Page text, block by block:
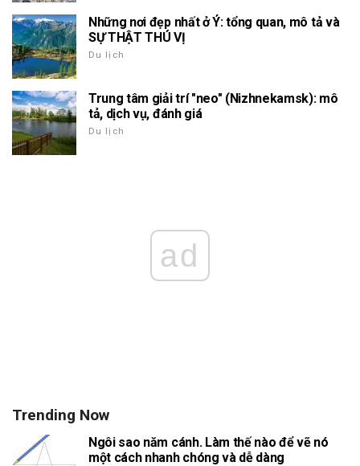
Những nơi đẹp nhất ở Ý: tổng quan, mô tả và
SỰ THẬT THÚ VỊ
Du lịch
Trung tâm giải trí "neo" (Nizhnekamsk): mô
tả, dịch vụ, đánh giá
Du lịch
ad
Trending Now
Ngôi sao năm cánh. Làm thế nào để vẽ nó
một cách nhanh chóng và dễ dàng